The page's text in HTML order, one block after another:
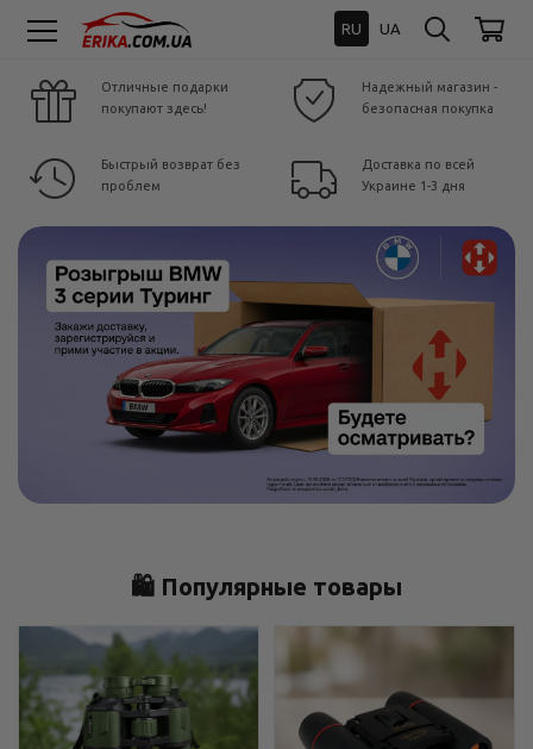
RU UA
Отличные подарки
покупают здесь!
Надежный магазин -
безопасная покупка
Быстрый возврат без
проблем
Доставка по всей
Украине 1-3 дня
🛍️ Популярные товары